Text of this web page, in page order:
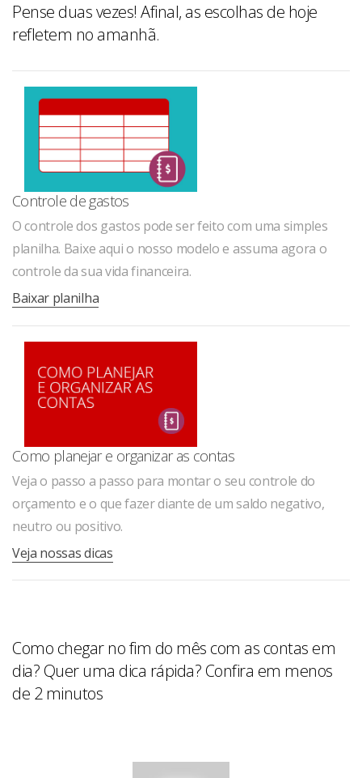
Pense duas vezes! Afinal, as escolhas de hoje
refletem no amanhã.
Controle de gastos
O controle dos gastos pode ser feito com uma simples
planilha. Baixe aqui o nosso modelo e assuma agora o
controle da sua vida financeira.
Baixar planilha
Como planejar e organizar as contas
Veja o passo a passo para montar o seu controle do
orçamento e o que fazer diante de um saldo negativo,
neutro ou positivo.
Veja nossas dicas
Como chegar no fim do mês com as contas em
dia? Quer uma dica rápida? Confira em menos
de 2 minutos